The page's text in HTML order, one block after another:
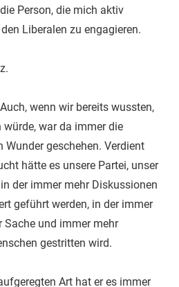
Person, die mich aktiv
Liberalen zu engagieren.
wenn wir bereits wussten,
war da immer die
Wunder geschehen. Verdient
hätte es unsere Partei, unser
der immer mehr Diskussionen
geführt werden, in der immer
und immer mehr
gestritten wird.
Art hat er es immer